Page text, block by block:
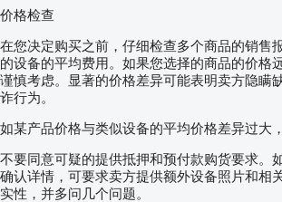
价格检查
在您决定购买之前，仔细检查多个商品的销售
的设备的平均费用。如果您选择的商品的价格
谨慎考虑。显著的价格差异可能表明卖方隐瞒
诈行为。
如某产品价格与类似设备的平均价格差异过大
不要同意可疑的提供抵押和预付款购货要求。
确认详情，可要求卖方提供额外设备照片和相
实性，并多问几个问题。